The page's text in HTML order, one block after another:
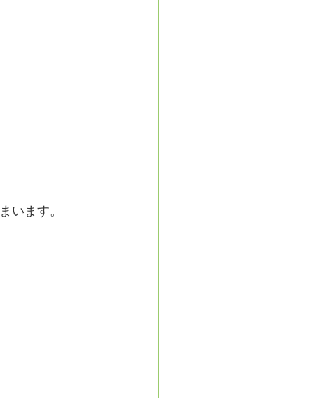
います。